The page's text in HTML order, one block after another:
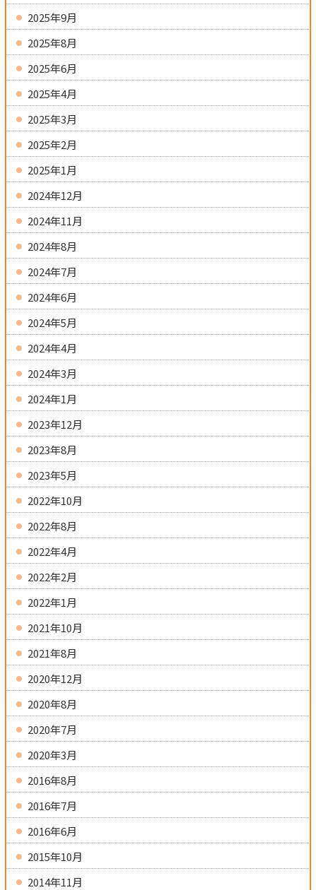
2025年9月
2025年8月
2025年6月
2025年4月
2025年3月
2025年2月
2025年1月
2024年12月
2024年11月
2024年8月
2024年7月
2024年6月
2024年5月
2024年4月
2024年3月
2024年1月
2023年12月
2023年8月
2023年5月
2022年10月
2022年8月
2022年4月
2022年2月
2022年1月
2021年10月
2021年8月
2020年12月
2020年8月
2020年7月
2020年3月
2016年8月
2016年7月
2016年6月
2015年10月
2014年11月